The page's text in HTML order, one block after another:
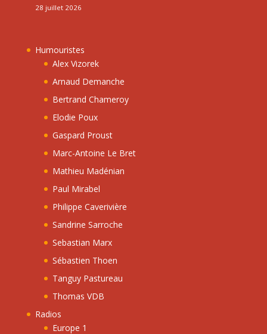
28 juillet 2026
Humouristes
Alex Vizorek
Arnaud Demanche
Bertrand Chameroy
Elodie Poux
Gaspard Proust
Marc-Antoine Le Bret
Mathieu Madénian
Paul Mirabel
Philippe Caverivière
Sandrine Sarroche
Sebastian Marx
Sébastien Thoen
Tanguy Pastureau
Thomas VDB
Radios
Europe 1